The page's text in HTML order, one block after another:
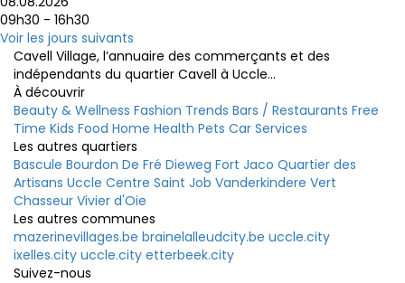
09h30 - 16h30
Voir les jours suivants
Cavell Village, l’annuaire des commerçants et des
indépendants du quartier Cavell à Uccle...
À découvrir
Beauty & Wellness Fashion Trends Bars / Restaurants Free
Time Kids Food Home Health Pets Car Services
Les autres quartiers
Bascule Bourdon De Fré Dieweg Fort Jaco Quartier des
Artisans Uccle Centre Saint Job Vanderkindere Vert
Chasseur Vivier d'Oie
Les autres communes
mazerinevillages.be brainelalleudcity.be uccle.city
ixelles.city uccle.city etterbeek.city
Suivez-nous